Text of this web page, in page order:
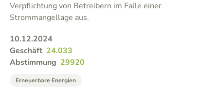
Verpflichtung von Betreibern im Falle einer
Strommangellage aus.
10.12.2024
Geschäft 24.033
Abstimmung 29920
Erneuerbare Energien